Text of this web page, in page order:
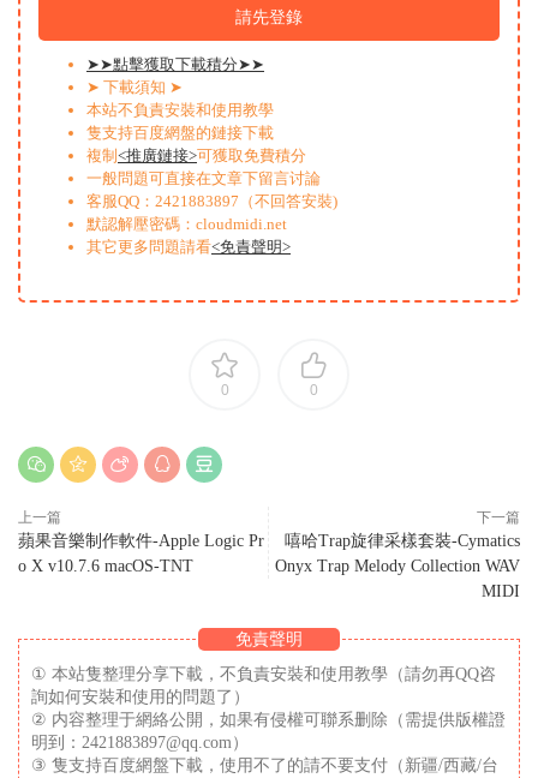
請先登錄
➤➤點擊獲取下載積分➤➤
➤ 下載須知 ➤
本站不負責安裝和使用教學
隻支持百度網盤的鏈接下載
複制 <推廣鏈接>可獲取免費積分
一般問題可直接在文章下留言讨論
客服QQ：2421883897（不回答安裝)
默認解壓密碼：cloudmidi.net
其它更多問題請看<免責聲明>
0 0
上一篇
蘋果音樂制作軟件-Apple Logic Pr
o X v10.7.6 macOS-TNT
下一篇
嘻哈Trap旋律采樣套裝-Cymatics
Onyx Trap Melody Collection WAV
MIDI
免責聲明
① 本站隻整理分享下載，不負責安裝和使用教學（請勿再QQ咨
詢如何安裝和使用的問題了）
② 内容整理于網絡公開，如果有侵權可聯系删除（需提供版權證
明到：2421883897@qq.com）
③ 隻支持百度網盤下載，使用不了的請不要支付（新疆/西藏/台